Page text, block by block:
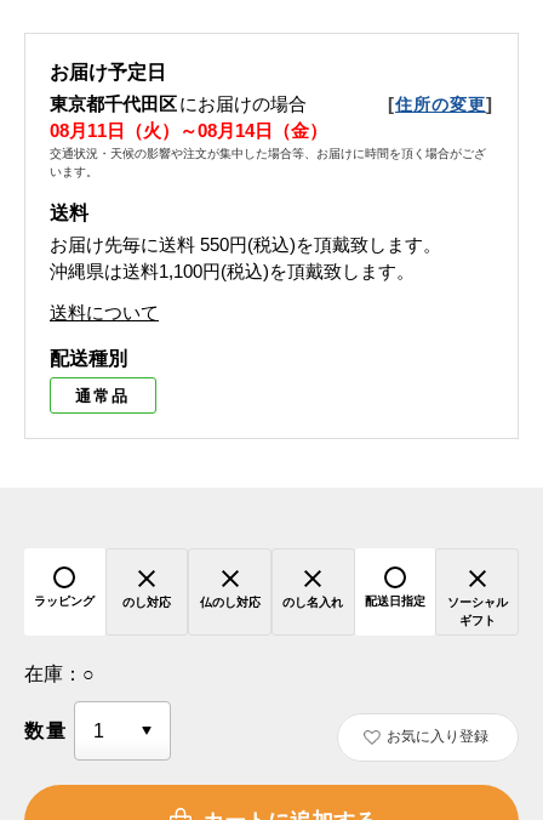
お届け予定日
東京都千代田区にお届けの場合 [住所の変更]
08月11日（火）～08月14日（金）
交通状況・天候の影響や注文が集中した場合等、お届けに時間を頂く場合がござ
います。
送料
お届け先毎に送料 550円(税込)を頂戴致します。
沖縄県は送料1,100円(税込)を頂戴致します。
送料について
配送種別
通常品
ラッピング のし対応 仏のし対応 のし名入れ 配送日指定
ソーシャル
ギフト
在庫： ○
数量 お気に入り登録